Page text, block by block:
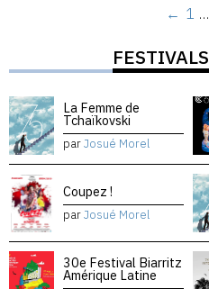
← 1 …
FESTIVALS
La Femme de
Tchaïkovski
parJosué Morel
Coupez !
parJosué Morel
30e Festival Biarritz
Amérique Latine